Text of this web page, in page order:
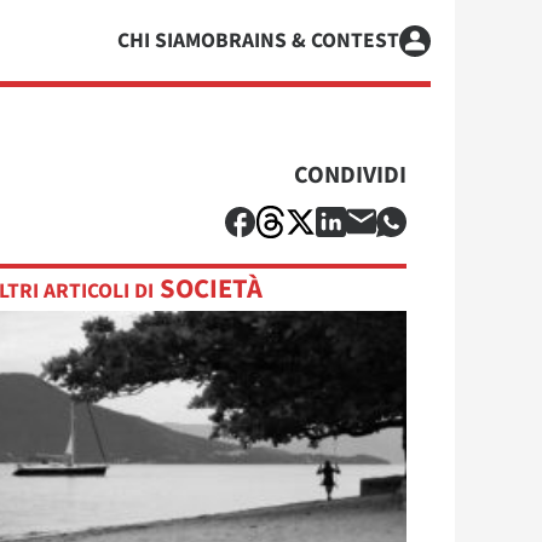
CHI SIAMOBRAINS & CONTEST
CONDIVIDI
ARTICOLI DI SOCIETÀ